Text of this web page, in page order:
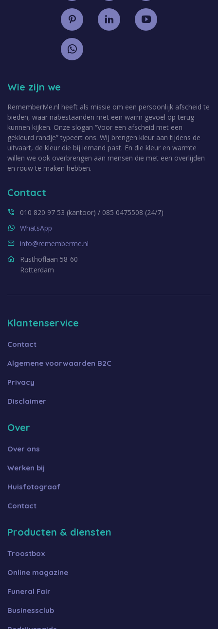
Contact
010 820 97 53 (kantoor) / 085 0475508 (24/7)
WhatsApp
info@rememberme.nl
Rusthoflaan 58-60
Rotterdam
Wie zijn we
RememberMe.nl heeft als missie om een persoonlijk afscheid te
bieden, waar nabestaanden met een warm gevoel op terug
kunnen kijken. Onze slogan “Voor een afscheid met een
gekleurd randje” typeert ons. Wij brengen kleur aan tijdens de
uitvaart, de kleur die bij iemand past. En die kleur en warmte
willen we ook overbrengen aan mensen die met een overlijden
en rouw te maken hebben.
Klantenservice
Contact
Algemene voorwaarden B2C
Privacy
Disclaimer
Over
Over ons
Werken bij
Huisfotograaf
Contact
Producten & diensten
Troostbox
Online magazine
Funeral Fair
Businessclub